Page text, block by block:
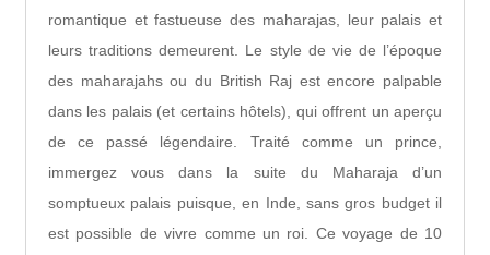
romantique et fastueuse des maharajas, leur palais et
leurs traditions demeurent. Le style de vie de l’époque
des maharajahs ou du British Raj est encore palpable
dans les palais (et certains hôtels), qui offrent un aperçu
de ce passé légendaire. Traité comme un prince,
immergez vous dans la suite du Maharaja d’un
somptueux palais puisque, en Inde, sans gros budget il
est possible de vivre comme un roi. Ce voyage de 10